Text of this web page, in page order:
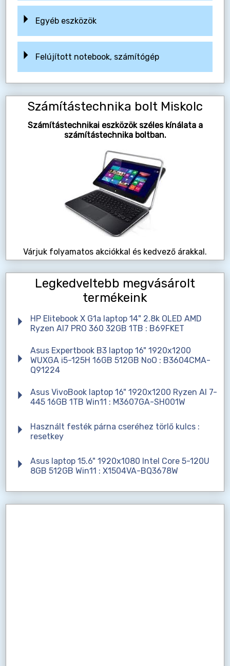
Egyéb eszközök
Felújított notebook, számítógép
Számítástechnika bolt Miskolc
Számítástechnikai eszközök széles kínálata a
számítástechnika boltban.
Várjuk folyamatos akciókkal és kedvező árakkal.
Legkedveltebb megvásárolt
termékeink
HP Elitebook X G1a laptop 14" 2.8k OLED AMD
Ryzen AI7 PRO 360 32GB 1TB : B69FKET
Asus Expertbook B3 laptop 16" 1920x1200
WUXGA i5-125H 16GB 512GB NoO : B3604CMA-
Q91224
Asus VivoBook laptop 16" 1920x1200 Ryzen AI 7-
445 16GB 1TB Win11 : M3607GA-SH001W
Használt festék párna cseréhez törlő kulcs :
resetkey
Asus laptop 15.6" 1920x1080 Intel Core 5-120U
8GB 512GB Win11 : X1504VA-BQ3678W